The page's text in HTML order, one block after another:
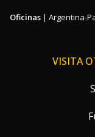
Oficinas | Argentina-
VISITA